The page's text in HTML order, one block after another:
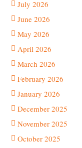
July 2026
June 2026
May 2026
April 2026
March 2026
February 2026
January 2026
December 2025
November 2025
October 2025